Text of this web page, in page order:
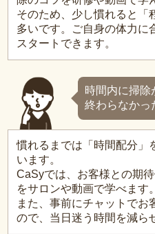
そのため、少し慣れると「
多いです。ご自身の体力に
スタートできます。
時間内に掃除
終わらなかっ
慣れるまでは「時間配分」
います。
CaSyでは、お客様との期
をサロンや動画で学べます。
また、事前にチャットでお
ので、当日迷う時間を減ら